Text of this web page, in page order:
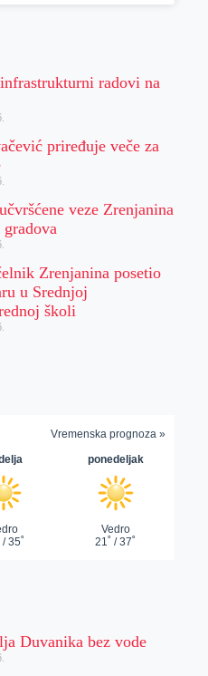
radovi na
priređuje veče za
veze Zrenjanina
Zrenjanina posetio
u Srednjoj
školi
Duvanika bez vode